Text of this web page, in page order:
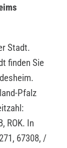
Stadt.
finden Sie
Pfalz
ROK. In
67308, /